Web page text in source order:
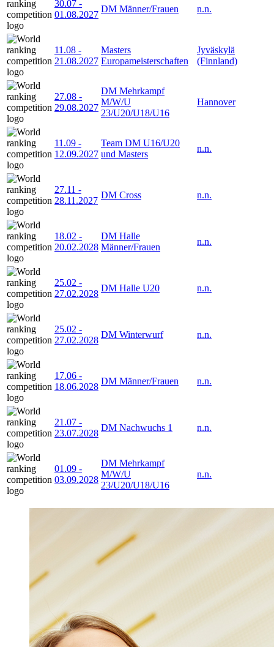
30.07 -
01.08.2027
DM Männer/Frauen n.n.
11.08 -
21.08.2027
Masters
Europameisterschaften
Jyväskylä
(Finnland)
27.08 -
29.08.2027
DM Mehrkampf
M/W/U
23/U20/U18/U16
Hannover
11.09 -
12.09.2027
Team DM U16/U20
und Masters
n.n.
27.11 -
28.11.2027
DM Cross n.n.
18.02 -
20.02.2028
DM Halle
Männer/Frauen
n.n.
25.02 -
27.02.2028
DM Halle U20 n.n.
25.02 -
27.02.2028
DM Winterwurf n.n.
17.06 -
18.06.2028
DM Männer/Frauen n.n.
21.07 -
23.07.2028
DM Nachwuchs 1 n.n.
01.09 -
03.09.2028
DM Mehrkampf
M/W/U
23/U20/U18/U16
n.n.